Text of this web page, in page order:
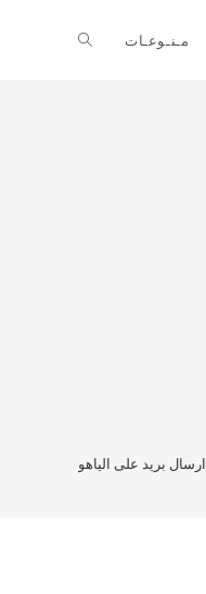
مـنـوعـات
ارسال بريد على الياهو